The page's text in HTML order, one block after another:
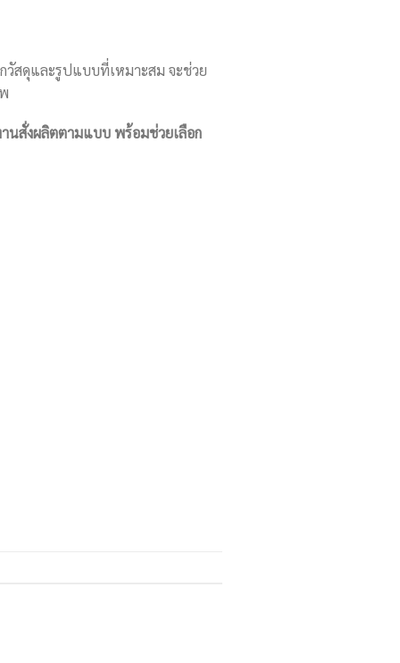
วัสดุและรูปแบบที่เหมาะสม จะช่วย
นสั่งผลิตตามแบบ พร้อมช่วยเลือก